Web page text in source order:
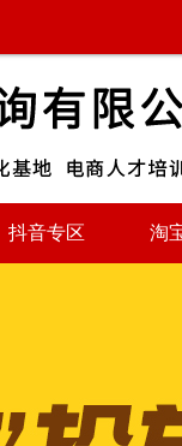
抖音专区 淘